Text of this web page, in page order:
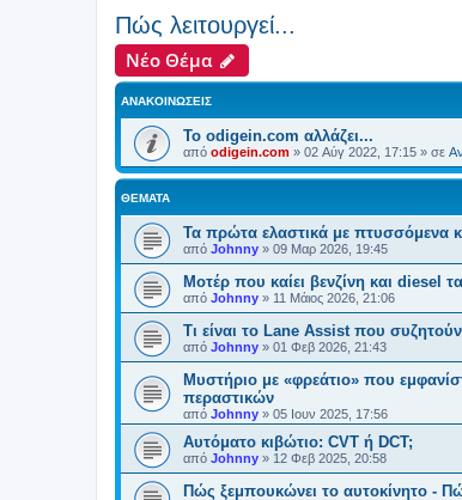
Πώς λειτουργεί...
Νέο Θέμα
ΑΝΑΚΟΙΝΏΣΕΙΣ
Το odigein.com αλλάζει...
από odigein.com » 02 Αύγ 2022, 17:15 » σε
ΘΈΜΑΤΑ
Τα πρώτα ελαστικά με πτυσσόμενα
από Johnny » 09 Μαρ 2026, 19:45
Μοτέρ που καίει βενζίνη και diesel
από Johnny » 11 Μάιος 2026, 21:06
Τι είναι το Lane Assist που
από Johnny » 01 Φεβ 2026, 21:43
Μυστήριο με «φρεάτιο» που
περαστικών
από Johnny » 05 Ιουν 2025, 17:56
Αυτόματο κιβώτιο: CVT ή DCT;
από Johnny » 12 Φεβ 2025, 20:58
Πώς ξεμπουκώνει το αυτοκίνητο -